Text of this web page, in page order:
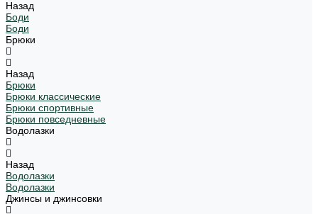
Назад
Боди
Боди
Брюки
Назад
Брюки
Брюки классические
Брюки спортивные
Брюки повседневные
Водолазки
Назад
Водолазки
Водолазки
Джинсы и джинсовки